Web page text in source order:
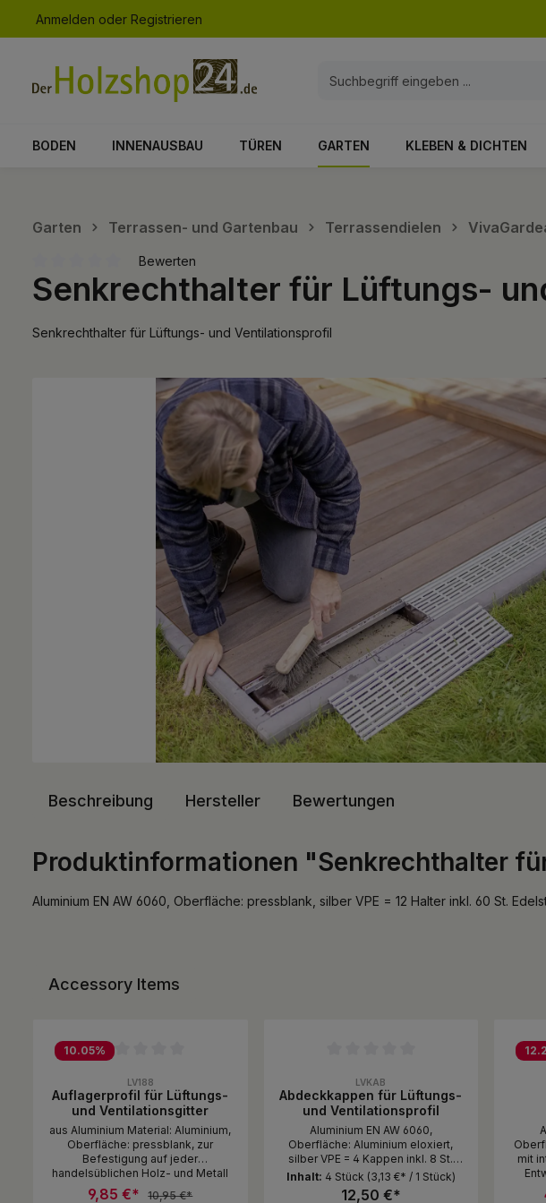
Zur Hauptnavigation springen
Anmelden oder Registrieren
BODEN INNENAUSBAU TÜREN GARTEN KLEBEN & DICHTEN
Garten Terrassen- und Gartenbau Terrassendielen
Durchschnittliche Bewertung von 0 von 5 Sternen
Bewerten
Senkrechthalter für Lüftungs-
Senkrechthalter für Lüftungs- und Ventilationsprofil
Bildergalerie überspringen
Beschreibung Hersteller Bewertungen
Produktinformationen "Senkrechthalter
Aluminium EN AW 6060, Oberfläche: pressblank, silber VPE = 12 Halter inkl. 60 St.
Accessory Items
10.05%
LV188
Auflagerprofil für Lüftungs-
und Ventilationsgitter
aus Aluminium Material: Aluminium,
Oberfläche: pressblank, zur
Befestigung auf jeder
handelsüblichen Holz- und Metall
Unterkonstruktion mit mind. 5
9,85 €* 10,95 €*
LVKAB
Abdeckkappen für Lüftungs-
und Ventilationsprofil
Aluminium EN AW 6060,
Oberfläche: Aluminium eloxiert,
silber VPE = 4 Kappen inkl. 8 St.
Edelstahl-Schrauben 4,2 x 22mm
Inhalt: 4 Stück (3,13 €* / 1 Stück)
12,50 €*
mit